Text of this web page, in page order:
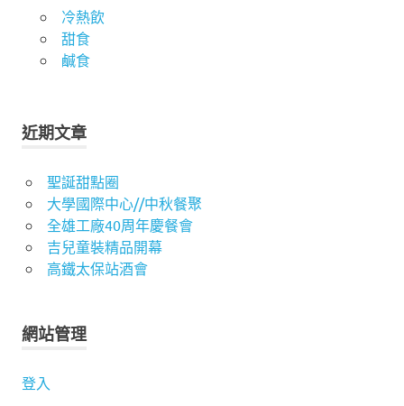
冷熱飲
甜食
鹹食
近期文章
聖誕甜點圈
大學國際中心//中秋餐聚
全雄工廠40周年慶餐會
吉兒童裝精品開幕
高鐵太保站酒會
網站管理
登入